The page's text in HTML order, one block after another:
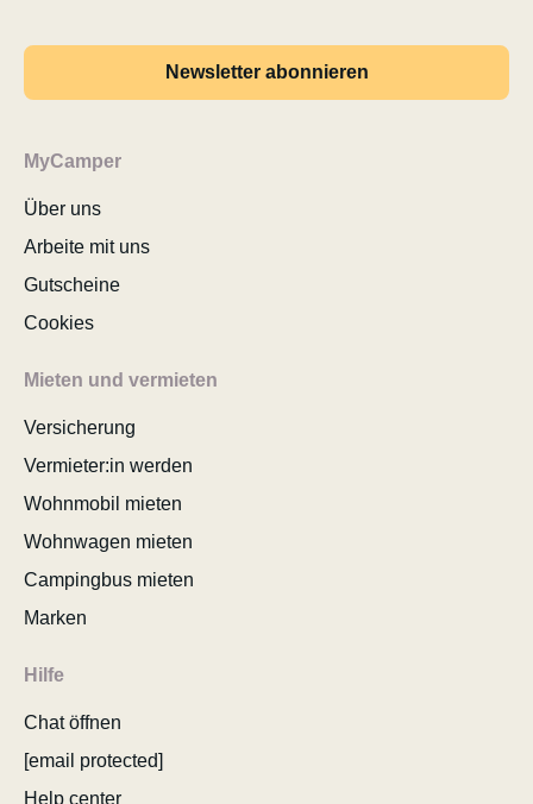
Newsletter abonnieren
MyCamper
Über uns
Arbeite mit uns
Gutscheine
Cookies
Mieten und vermieten
Versicherung
Vermieter:in werden
Wohnmobil mieten
Wohnwagen mieten
Campingbus mieten
Marken
Hilfe
Chat öffnen
[email protected]
Help center